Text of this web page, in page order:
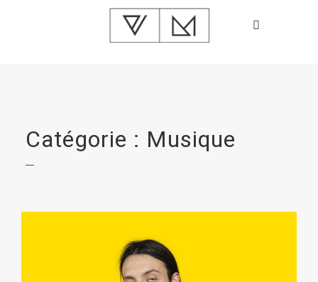
Catégorie : Musique